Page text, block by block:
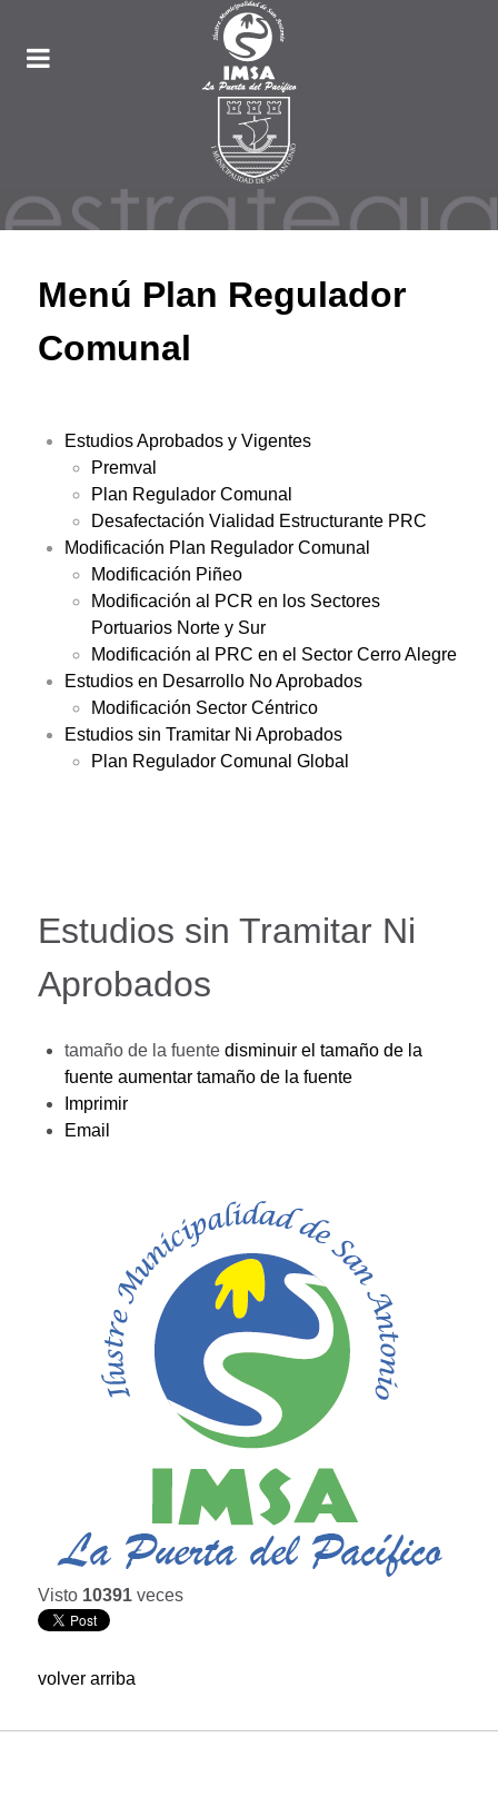
Menú Plan Regulador
Comunal
Estudios Aprobados y Vigentes
Premval
Plan Regulador Comunal
Desafectación Vialidad Estructurante PRC
Modificación Plan Regulador Comunal
Modificación Piñeo
Modificación al PCR en los Sectores
Portuarios Norte y Sur
Modificación al PRC en el Sector Cerro Alegre
Estudios en Desarrollo No Aprobados
Modificación Sector Céntrico
Estudios sin Tramitar Ni Aprobados
Plan Regulador Comunal Global
Estudios sin Tramitar Ni
Aprobados
tamaño de la fuente disminuir el tamaño de la
fuente aumentar tamaño de la fuente
Imprimir
Email
Visto 10391 veces
volver arriba